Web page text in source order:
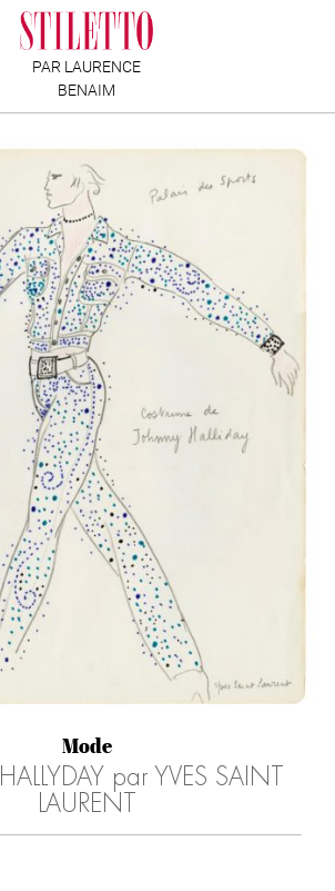
PAR LAURENCE
BENAIM
Mode
par YVES SAINT
LAURENT